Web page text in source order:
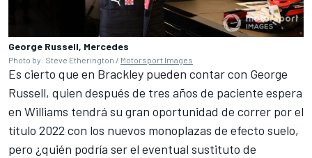
George Russell, Mercedes
Photo by: Steve Etherington / Motorsport Images
Es cierto que en Brackley pueden contar con George
Russell, quien después de tres años de paciente espera
en Williams tendrá su gran oportunidad de correr por el
título 2022 con los nuevos monoplazas de efecto suelo,
pero ¿quién podría ser el eventual sustituto de